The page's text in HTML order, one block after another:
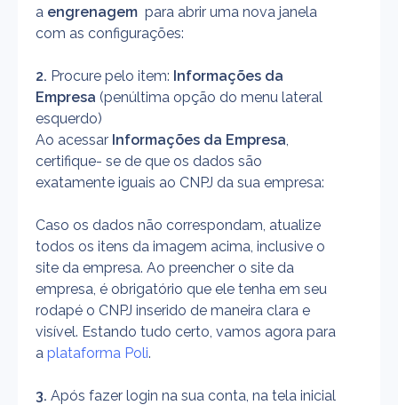
a engrenagem para abrir uma nova janela
com as configurações:
2. Procure pelo item: Informações da
Empresa (penúltima opção do menu lateral
esquerdo)
Ao acessar Informações da Empresa,
certifique- se de que os dados são
exatamente iguais ao CNPJ da sua empresa:
Caso os dados não correspondam, atualize
todos os itens da imagem acima, inclusive o
site da empresa. Ao preencher o site da
empresa, é obrigatório que ele tenha em seu
rodapé o CNPJ inserido de maneira clara e
visível. Estando tudo certo, vamos agora para
a plataforma Poli.
3. Após fazer login na sua conta, na tela inicial